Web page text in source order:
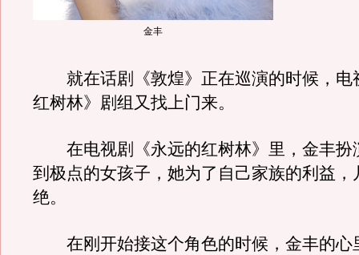
金丰
就在话剧《敦煌》正在巡演的时候，电
红树林》剧组又找上门来。
在电视剧《永远的红树林》里，金丰扮
到极点的女孩子，她为了自己家族的利益，
绝。
在刚开始接这个角色的时候，金丰的心